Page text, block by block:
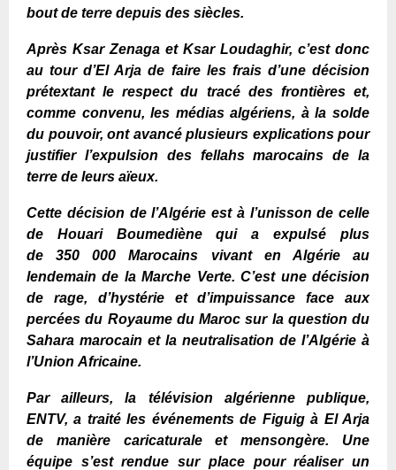
bout de terre depuis des siècles.
Après Ksar Zenaga et Ksar Loudaghir, c’est donc
au tour d’El Arja de faire les frais d’une décision
prétextant le respect du tracé des frontières et,
comme convenu, les médias algériens, à la solde
du pouvoir, ont avancé plusieurs explications pour
justifier l’expulsion des fellahs marocainsde la
terre de leurs aïeux.
Cette décision de l’Algérie est à l’unisson de celle
de Houari Boumediène qui a expulsé plus
de350 000 Marocains vivant en Algérie au
lendemain de la Marche Verte.C’est une décision
de rage, d’hystérie et d’impuissance face aux
percées du Royaume du Maroc sur la question du
Sahara marocain et la neutralisation de l’Algérie à
l’Union Africaine.
Par ailleurs, la télévision algérienne publique,
ENTV, a traité les événements de Figuig à El Arja
de manière caricaturale et mensongère. Une
équipe s’est rendue sur place pour réaliser un